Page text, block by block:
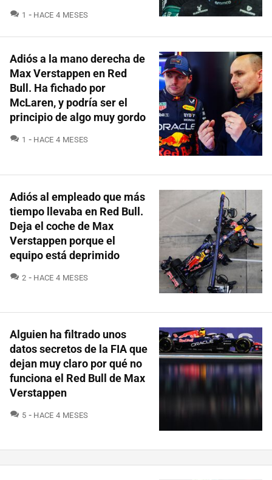
1 COMENTARIOS
HACE 4 MESES
Adiós a la mano derecha de
Max Verstappen en Red
Bull. Ha fichado por
McLaren, y podría ser el
principio de algo muy gordo
1 COMENTARIOS
HACE 4 MESES
Adiós al empleado que más
tiempo llevaba en Red Bull.
Deja el coche de Max
Verstappen porque el
equipo está deprimido
2 COMENTARIOS
HACE 4 MESES
Alguien ha filtrado unos
datos secretos de la FIA que
dejan muy claro por qué no
funciona el Red Bull de Max
Verstappen
5 COMENTARIOS
HACE 4 MESES